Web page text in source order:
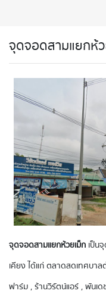
จุดจอดสามแยกห้
จุดจอดสามแยกห้วยเม็ก เป็น
เคียง ได้แก่ ตลาดสดเทศบา
ฟาร์ม , ร้านวิรัตน์แอร์ , พันเด